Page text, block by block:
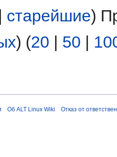
старейшие)
) (20 | 50 |
Об ALT Linux Wiki Отказ от